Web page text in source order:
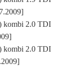
kombi 2.0 TDI
kombi 2.0 TDI